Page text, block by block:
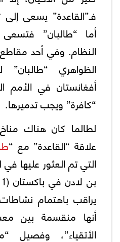
فـ”القاعدة” يسعى إلى
أما “طالبان”
النظام. وفي أحد مقاطع
الظواهري
أفغانستان في الأمم
“كافرة” ويجب تدميرها.
لطالما كان هناك
علاقة “القاعدة” مع “
التي تم العثور عليها
يراقب باهتمام
أنها منقسمة بين
الأتقياء”، وفصيل